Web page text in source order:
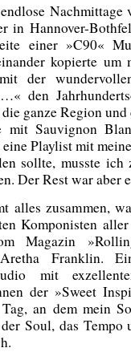
Nachmittage
in Hannover-
einer »C90«
kopierte um
der
den
ganze Region
mit Sauvignon
Playlist mit
sollte, musste
Der Rest war aber
alles zusammen,
Komponisten
Magazin
Franklin.
mit
der »Sweet
an dem mein
Soul, das Tempo